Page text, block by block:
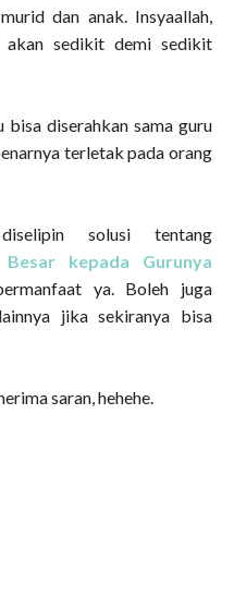
dan anak. Insyaallah,
akan sedikit demi sedikit
bisa diserahkan sama guru
terletak pada orang
solusi tentang
kepada Gurunya
ya. Boleh juga
jika sekiranya bisa
saran, hehehe.